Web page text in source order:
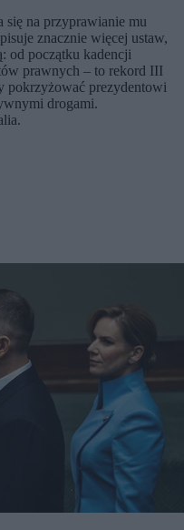
się na przyprawianie mu
znacznie więcej ustaw,
od początku kadencji
prawnych – to rekord III
pokrzyżować prezydentowi
drogami.